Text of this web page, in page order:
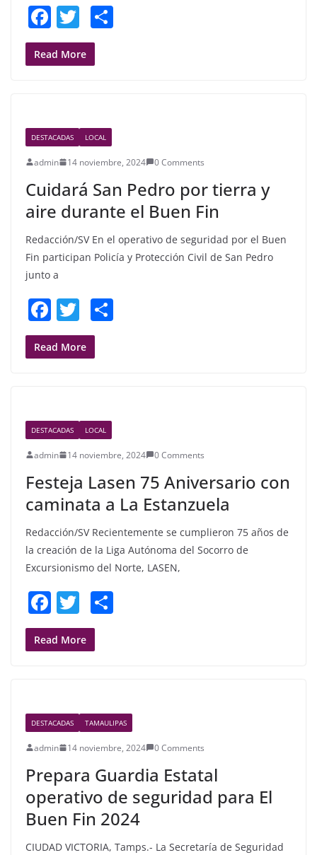
F
a
c
o
o
k
T
w
itt
Read More
DESTACADAS LOCAL
admin 14 noviembre, 2024 0 Comments
Cuidará San Pedro por tierra y
aire durante el Buen Fin
Redacción/SV En el operativo de seguridad por el Buen
Fin participan Policía y Protección Civil de San Pedro
junto a
F
a
c
o
o
k
T
w
itt
Read More
DESTACADAS LOCAL
admin 14 noviembre, 2024 0 Comments
Festeja Lasen 75 Aniversario con
caminata a La Estanzuela
Redacción/SV Recientemente se cumplieron 75 años de
la creación de la Liga Autónoma del Socorro de
Excursionismo del Norte, LASEN,
F
a
c
o
o
k
T
w
itt
Read More
DESTACADAS TAMAULIPAS
admin 14 noviembre, 2024 0 Comments
Prepara Guardia Estatal
operativo de seguridad para El
Buen Fin 2024
CIUDAD VICTORIA, Tamps.- La Secretaría de Seguridad